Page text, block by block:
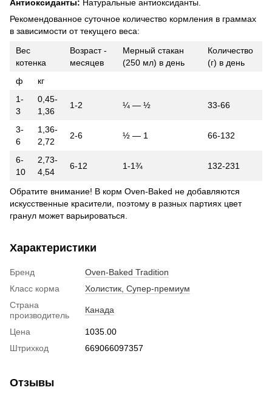
Антиоксиданты: Натуральные антиоксиданты.
Рекомендованное суточное количество кормления в граммах
в зависимости от текущего веса:
Вес
котенка
Возраст -
месяцев
Мерный стакан
(250 мл) в день
Количество
(г) в день
ф
кг
1-
3
0,45-
1,36
1-2 ¼ — ½ 33-66
3-
6
1,36-
2,72
2-6 ½ — 1 66-132
6-
10
2,73-
4,54
6-12 1-1¾ 132-231
Обратите внимание! В корм Oven-Baked не добавляются
искусственные красители, поэтому в разных партиях цвет
гранул может варьироваться.
Характеристики
Бренд
Oven-Baked Tradition
Класс корма
Холистик, Супер-премиум
Страна
производитель
Канада
Цена
1035.00
Штрихкод
669066097357
Отзывы